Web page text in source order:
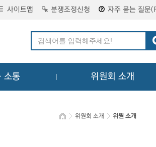
사이트맵 분쟁조정신청 자주 묻는 질문
소통 위원회 소개
위원회 소개 위원 소개